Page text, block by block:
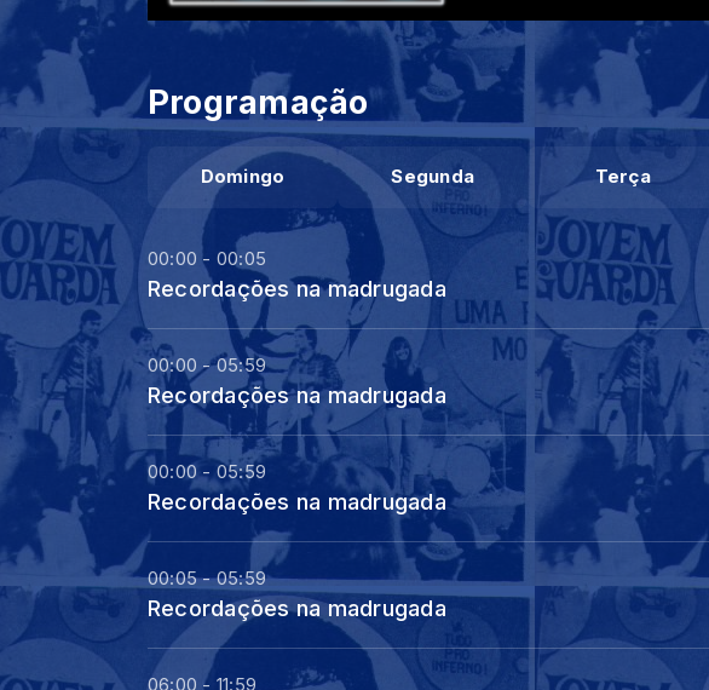
Programação
Domingo Segunda Terça
00:00 - 00:05
Recordações na madrugada
00:00 - 05:59
Recordações na madrugada
00:00 - 05:59
Recordações na madrugada
00:05 - 05:59
Recordações na madrugada
06:00 - 11:59